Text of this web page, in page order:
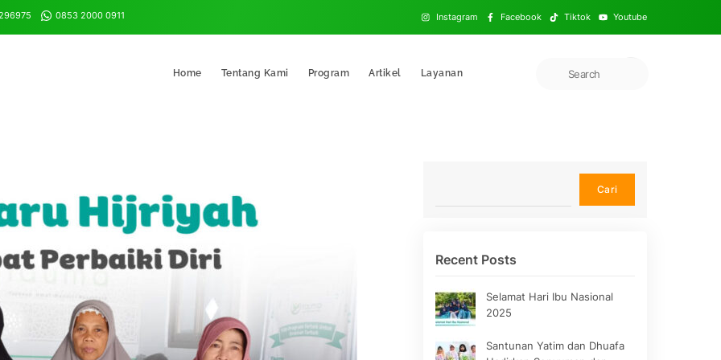
0853 2000 0911 Instagram Facebook Tiktok Youtube
Home Tentang Kami Program Artikel Layanan
Cari
Recent Posts
Selamat Hari Ibu Nasional
2025
Santunan Yatim dan Dhuafa